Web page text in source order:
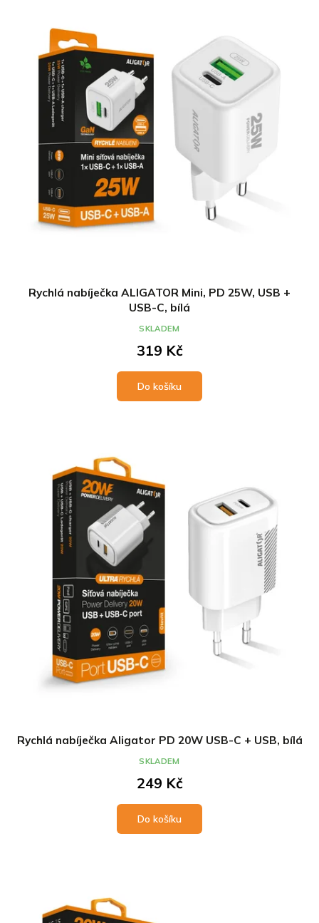
Rychlá nabíječka ALIGATOR Mini, PD 25W, USB +
USB-C, bílá
319 Kč
Do košíku
SKLADEM
Rychlá nabíječka Aligator PD 20W USB-C + USB, bílá
249 Kč
Do košíku
SKLADEM